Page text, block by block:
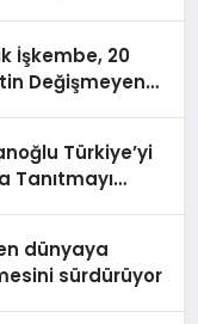
İşkembe, 20
Değişmeyen
Türkiye’yi
Tanıtmayı
dünyaya
sürdürüyor